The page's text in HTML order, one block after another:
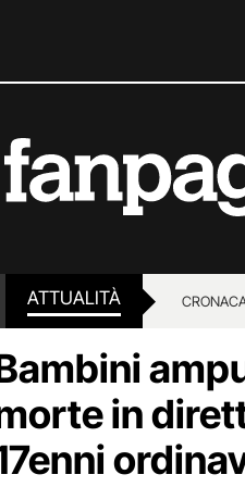
ATTUALITÀ
LOTTO
in